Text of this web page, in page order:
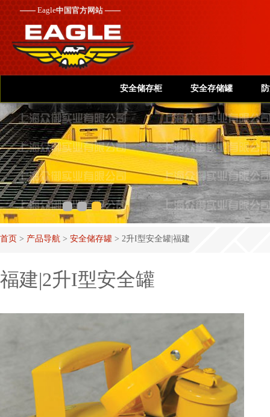
——Eagle中国官方网站 ——
安全储存柜 安全存储罐
首页 > 产品导航 > 安全储存罐 > 2升I型安全罐|福建
福建|2升I型安全罐